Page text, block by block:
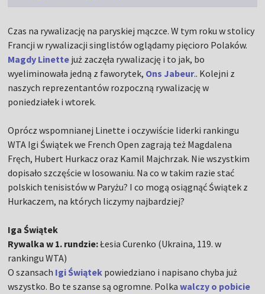
Czas na rywalizację na paryskiej mączce. W tym roku w stolicy
Francji w rywalizacji singlistów oglądamy pięcioro Polaków.
Magdy Linette już zaczęła rywalizację i to jak, bo
wyeliminowała jedną z faworytek, Ons Jabeur.. Kolejni z
naszych reprezentantów rozpoczną rywalizację w
poniedziałek i wtorek.
Oprócz wspomnianej Linette i oczywiście liderki rankingu
WTA Igi Świątek we French Open zagrają też Magdalena
Fręch, Hubert Hurkacz oraz Kamil Majchrzak. Nie wszystkim
dopisało szczęście w losowaniu. Na co w takim razie stać
polskich tenisistów w Paryżu? I co mogą osiągnąć Świątek z
Hurkaczem, na których liczymy najbardziej?
Iga Świątek
Rywalka w 1. rundzie:Łesia Curenko (Ukraina, 119. w
rankingu WTA)
O szansach Igi Świątek powiedziano i napisano chyba już
wszystko. Bo te szanse są ogromne. Polkawalczy o pobicie